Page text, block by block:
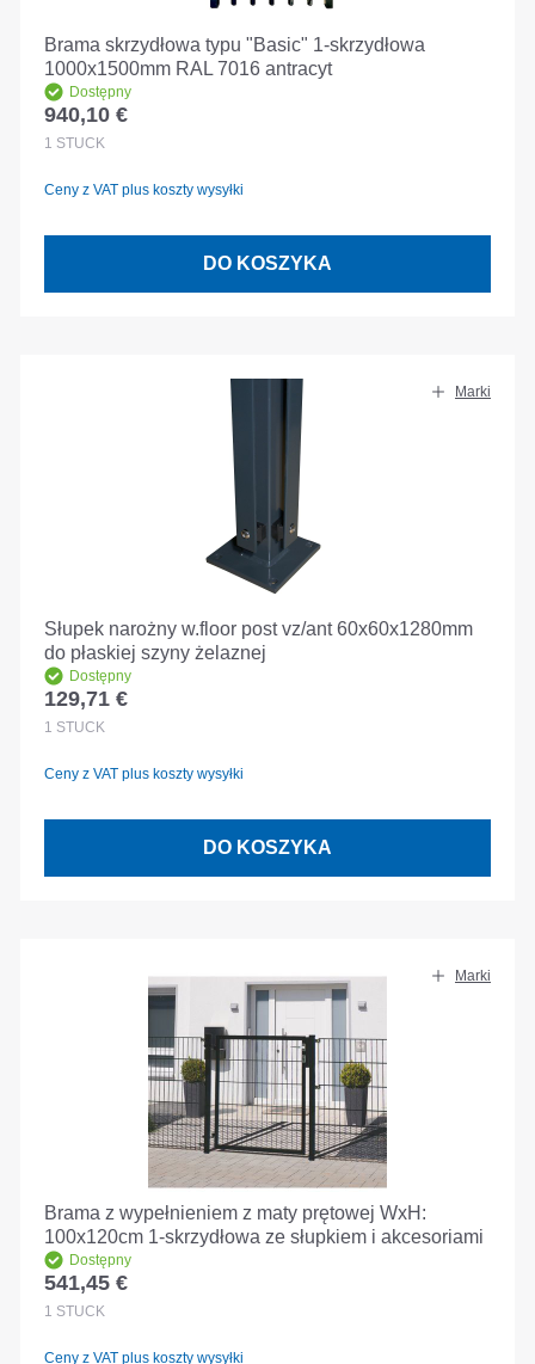
Brama skrzydłowa typu "Basic" 1-skrzydłowa
1000x1500mm RAL 7016 antracyt
Dostępny
Cena regularna:
940,10 €
1 STÜCK
Ceny z VAT plus koszty wysyłki
DO KOSZYKA
Marki
Słupek narożny w.floor post vz/ant 60x60x1280mm
do płaskiej szyny żelaznej
Dostępny
Cena regularna:
129,71 €
1 STÜCK
Ceny z VAT plus koszty wysyłki
DO KOSZYKA
Marki
Brama z wypełnieniem z maty prętowej WxH:
100x120cm 1-skrzydłowa ze słupkiem i akcesoriami
Dostępny
Cena regularna:
541,45 €
1 STÜCK
Ceny z VAT plus koszty wysyłki